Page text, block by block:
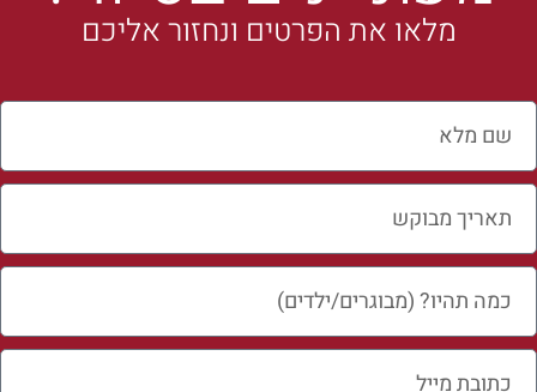
מלאו את הפרטים ונחזור אליכם